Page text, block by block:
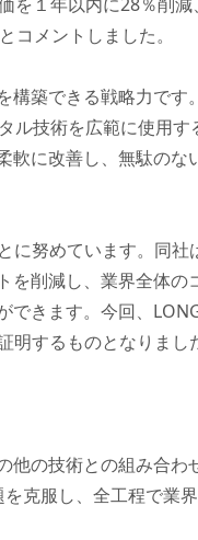
を１年以内に28％削減
メントしました。
築できる戦略力です
技術を広範に使用す
軟に改善し、無駄のな
に努めています。同社
を削減し、業界全体の
できます。今回、
するものとなりまし
の技術との組み合わ
克服し、全工程で業